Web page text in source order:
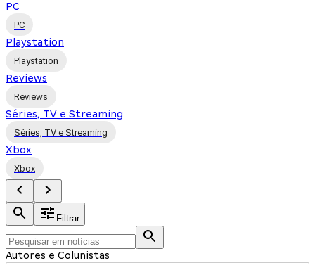
PC
PC
Playstation
Playstation
Reviews
Reviews
Séries, TV e Streaming
Séries, TV e Streaming
Xbox
Xbox
Filtrar
Autores e Colunistas